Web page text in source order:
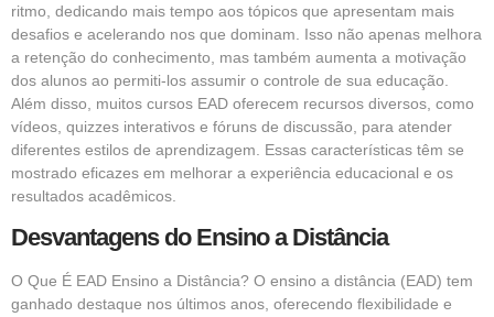
ritmo, dedicando mais tempo aos tópicos que apresentam mais
desafios e acelerando nos que dominam. Isso não apenas melhora
a retenção do conhecimento, mas também aumenta a motivação
dos alunos ao permiti-los assumir o controle de sua educação.
Além disso, muitos cursos EAD oferecem recursos diversos, como
vídeos, quizzes interativos e fóruns de discussão, para atender
diferentes estilos de aprendizagem. Essas características têm se
mostrado eficazes em melhorar a experiência educacional e os
resultados acadêmicos.
Desvantagens do Ensino a Distância
O Que É EAD Ensino a Distância? O ensino a distância (EAD) tem
ganhado destaque nos últimos anos, oferecendo flexibilidade e